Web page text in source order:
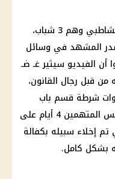
بعد القبض على أبطال واقعة فتاة الشاطبي وهم 3 شباب،
المشهد في وسائل
أن الفيديو سيثير غـ ضـ
من قبل رجال القانون،
شرطة قسم باب
شرقي، وتم تحويلهم للنيابة، وتم حبس المتهمين 4 أيام على
إخلاء سبيله بكفالة